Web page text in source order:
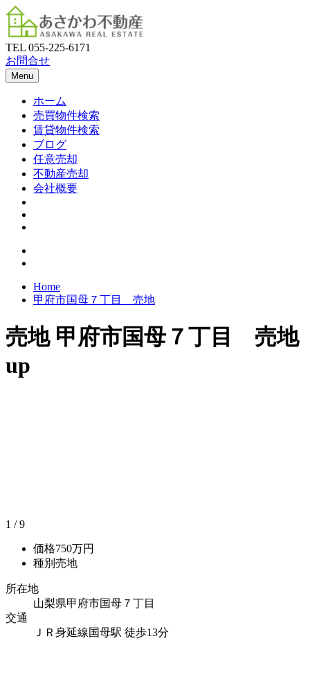
TEL 055-225-6171
お問合せ
Menu
ホーム
売買物件検索
賃貸物件検索
ブログ
任意売却
不動産売却
会社概要
Home
甲府市国母７丁目 売地
売地甲府市国母７丁目 売地
up
1 /9
価格750万円
種別 売地
所在地
山梨県甲府市国母７丁目
交通
ＪＲ身延線国母駅 徒歩13分